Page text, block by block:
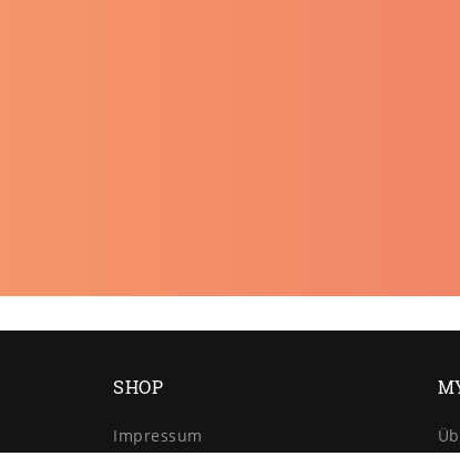
SHOP
Impressum